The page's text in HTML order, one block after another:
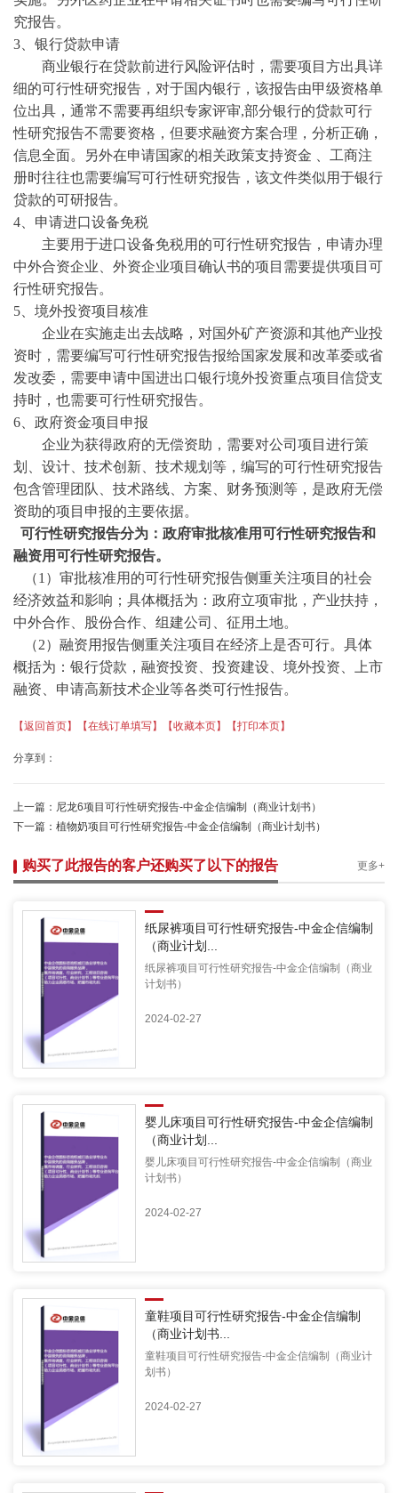
究报告。
3、银行贷款申请
商业银行在贷款前进行风险评估时，需要项目方出具详
细的可行性研究报告，对于国内银行，该报告由甲级资格单
位出具，通常不需要再组织专家评审,部分银行的贷款可行
性研究报告不需要资格，但要求融资方案合理，分析正确，
信息全面。另外在申请国家的相关政策支持资金 、工商注
册时往往也需要编写可行性研究报告，该文件类似用于银行
贷款的可研报告。
4、申请进口设备免税
主要用于进口设备免税用的可行性研究报告，申请办理
中外合资企业、外资企业项目确认书的项目需要提供项目可
行性研究报告。
5、境外投资项目核准
企业在实施走出去战略，对国外矿产资源和其他产业投
资时，需要编写可行性研究报告报给国家发展和改革委或省
发改委，需要申请中国进出口银行境外投资重点项目信贷支
持时，也需要可行性研究报告。
6、政府资金项目申报
企业为获得政府的无偿资助，需要对公司项目进行策
划、设计、技术创新、技术规划等，编写的可行性研究报告
包含管理团队、技术路线、方案、财务预测等，是政府无偿
资助的项目申报的主要依据。
可行性研究报告分为：政府审批核准用可行性研究报告和
融资用可行性研究报告。
（1）审批核准用的可行性研究报告侧重关注项目的社会
经济效益和影响；具体概括为：政府立项审批，产业扶持，
中外合作、股份合作、组建公司、征用土地。
（2）融资用报告侧重关注项目在经济上是否可行。具体
概括为：银行贷款，融资投资、投资建设、境外投资、上市
融资、申请高新技术企业等各类可行性报告。
【返回首页】 【在线订单填写】 【收藏本页】 【打印本页】
分享到：
上一篇： 尼龙6项目可行性研究报告-中金企信编制（商业计划书）
下一篇： 植物奶项目可行性研究报告-中金企信编制（商业计划书）
购买了此报告的客户还购买了以下的报告 更多+
纸尿裤项目可行性研究报告-中金企信编制
（商业计划...
纸尿裤项目可行性研究报告-中金企信编制（商业
计划书）
2024-02-27
婴儿床项目可行性研究报告-中金企信编制
（商业计划...
婴儿床项目可行性研究报告-中金企信编制（商业
计划书）
2024-02-27
童鞋项目可行性研究报告-中金企信编制
（商业计划书...
童鞋项目可行性研究报告-中金企信编制（商业计
划书）
2024-02-27